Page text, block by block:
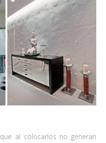
que al colocarlos no generan